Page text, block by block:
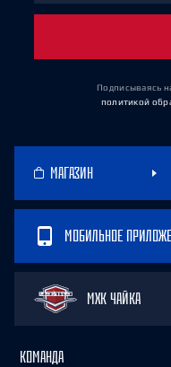
Подписываясь
политикой
МАГАЗИН
МОБИЛЬНОЕ
МХК ЧАЙКА
КОМАНДА